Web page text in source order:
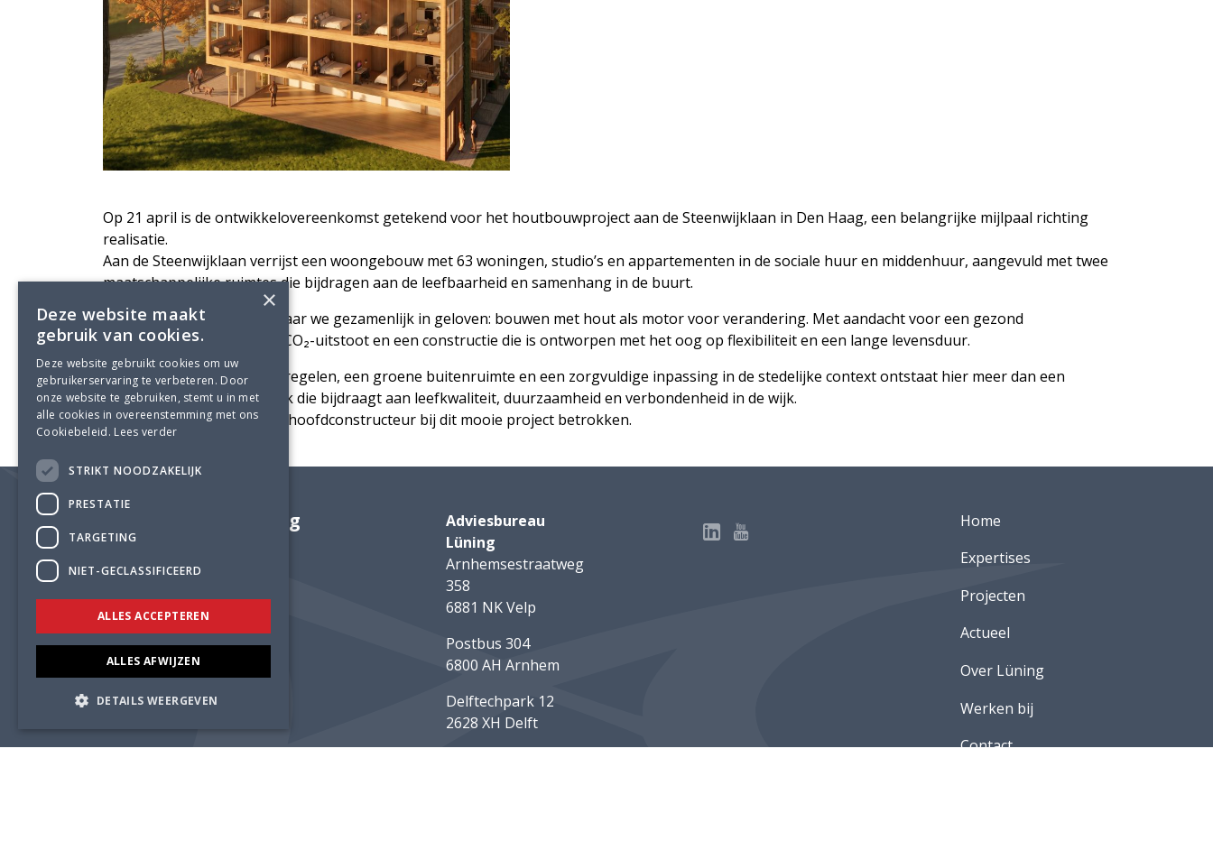
Op 21 april is de ontwikkelovereenkomst getekend voor het houtbouwproject aan de Steenwijklaan in Den Haag, een belangrijke mijlpaal richting
realisatie.
Aan de Steenwijklaan verrijst een woongebouw met 63 woningen, studio’s en appartementen in de sociale huur en middenhuur, aangevuld met twee
maatschappelijke ruimtes die bijdragen aan de leefbaarheid en samenhang in de buurt.
Het project weerspiegelt waar we gezamenlijk in geloven: bouwen met hout als motor voor verandering. Met aandacht voor een gezond
binnenklimaat, een lagere CO₂-uitstoot en een constructie die is ontworpen met het oog op flexibiliteit en een lange levensduur.
Met natuurinclusieve maatregelen, een groene buitenruimte en een zorgvuldige inpassing in de stedelijke context ontstaat hier meer dan een
gebouw. Het wordt een plek die bijdraagt aan leefkwaliteit, duurzaamheid en verbondenheid in de wijk.
Adviesbureau Lüning is als hoofdconstructeur bij dit mooie project betrokken.
Adviesbureau Lüning
Adviesbureau
Lüning
Arnhemsestraatweg
358
6881 NK Velp
Postbus 304
6800 AH Arnhem
Delftechpark 12
2628 XH Delft
Home
Expertises
Projecten
Actueel
Over Lüning
Werken bij
Contact
×
Deze website maakt
gebruik van cookies.
Deze website gebruikt cookies om uw
gebruikerservaring te verbeteren. Door
onze website te gebruiken, stemt u in met
alle cookies in overeenstemming met ons
Cookiebeleid. Lees verder
STRIKT NOODZAKELIJK
PRESTATIE
TARGETING
NIET-GECLASSIFICEERD
ALLES ACCEPTEREN
ALLES AFWIJZEN
DETAILS WEERGEVEN